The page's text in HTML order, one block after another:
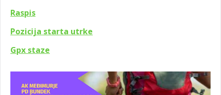
Raspis
Pozicija starta utrke
Gpx staze